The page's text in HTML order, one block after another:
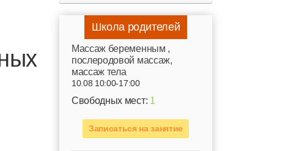
Школа родителей
Mассаж беременным ,
послеродовой массаж,
массаж тела
10.08 10:00-17:00
Свободных мест: 1
Записаться на занятие